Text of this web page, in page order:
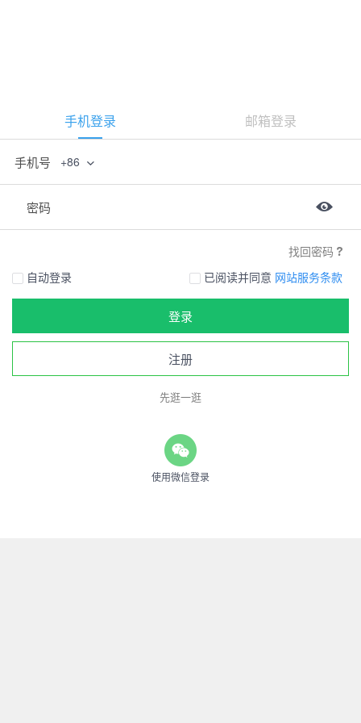
手机登录 邮箱登录
手机号 +86
密码
找回密码
自动登录
已阅读并同意 网站服务条款
登录
注册
先逛一逛
使用微信登录